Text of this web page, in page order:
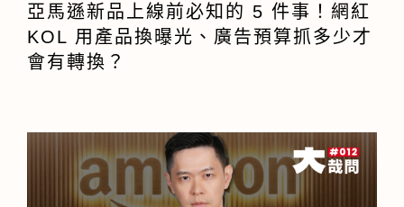
亞馬遜新品上線前必知的 5 件事！網紅
KOL 用產品換曝光、廣告預算抓多少才
會有轉換？